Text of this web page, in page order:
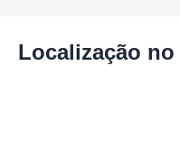
Localização no